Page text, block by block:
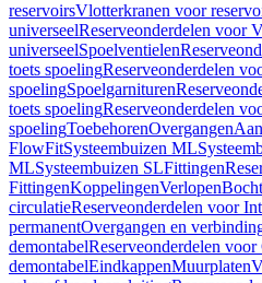
reservoirsVlotterkranen voor
universeelReserveonderdelen voor
universeelSpoelventielen
toets spoelingReserveonderdelen
spoelingSpoelgarnituren
toets spoelingReserveonderdelen
spoelingToebehorenOvergangen
FlowFitSysteembuizen ML
MLSysteembuizen SLFittingen
FittingenKoppelingenVerlopen
circulatieReserveonderdelen voor
permanentOvergangen en
demontabelReserveonderdelen
demontabelEindkappenMuurplaten